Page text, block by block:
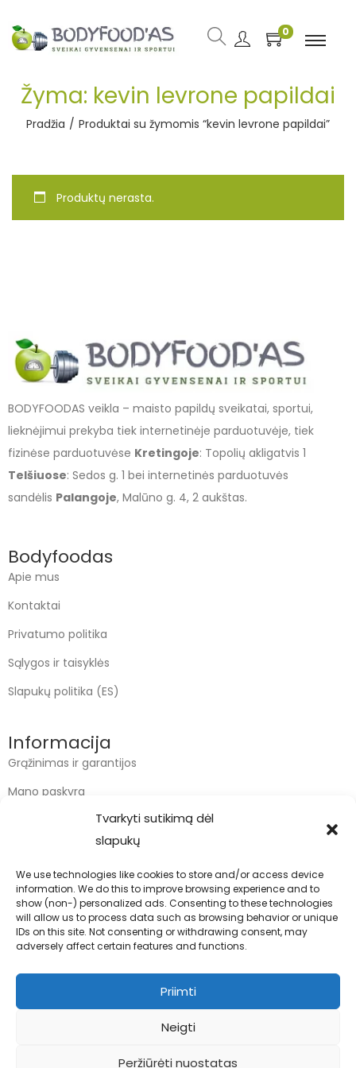
Tvarkyti sutikimą dėl
slapukų
We use technologies like cookies to store and/or access device
information. We do this to improve browsing experience and to
show (non-) personalized ads. Consenting to these technologies
will allow us to process data such as browsing behavior or unique
IDs on this site. Not consenting or withdrawing consent, may
adversely affect certain features and functions.
Priimti
Neigti
Peržiūrėti nuostatas
0
Žyma: kevin levrone papildai
Pradžia / Produktai su žymomis “kevin levrone papildai”
Produktų nerasta.
BODYFOODAS veikla – maisto papildų sveikatai, sportui,
lieknėjimui prekyba tiek internetinėje parduotuvėje, tiek
fizinėse parduotuvėse Kretingoje: Topolių akligatvis 1
Telšiuose: Sedos g. 1 bei internetinės parduotuvės
sandėlis Palangoje, Malūno g. 4, 2 aukštas.
Bodyfoodas
Apie mus
Kontaktai
Privatumo politika
Sąlygos ir taisyklės
Slapukų politika (ES)
Informacija
Grąžinimas ir garantijos
Mano paskyra
Kontaktai
info@bodyfoodas.lt
+370 600 77017
Visos teisės saugomos © Bodyfoodas.lt 2026